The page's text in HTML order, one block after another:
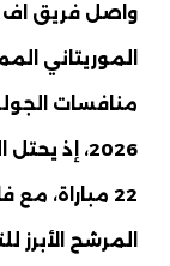
واصل فريق اف
الموريتاني
المرشح الأبرز